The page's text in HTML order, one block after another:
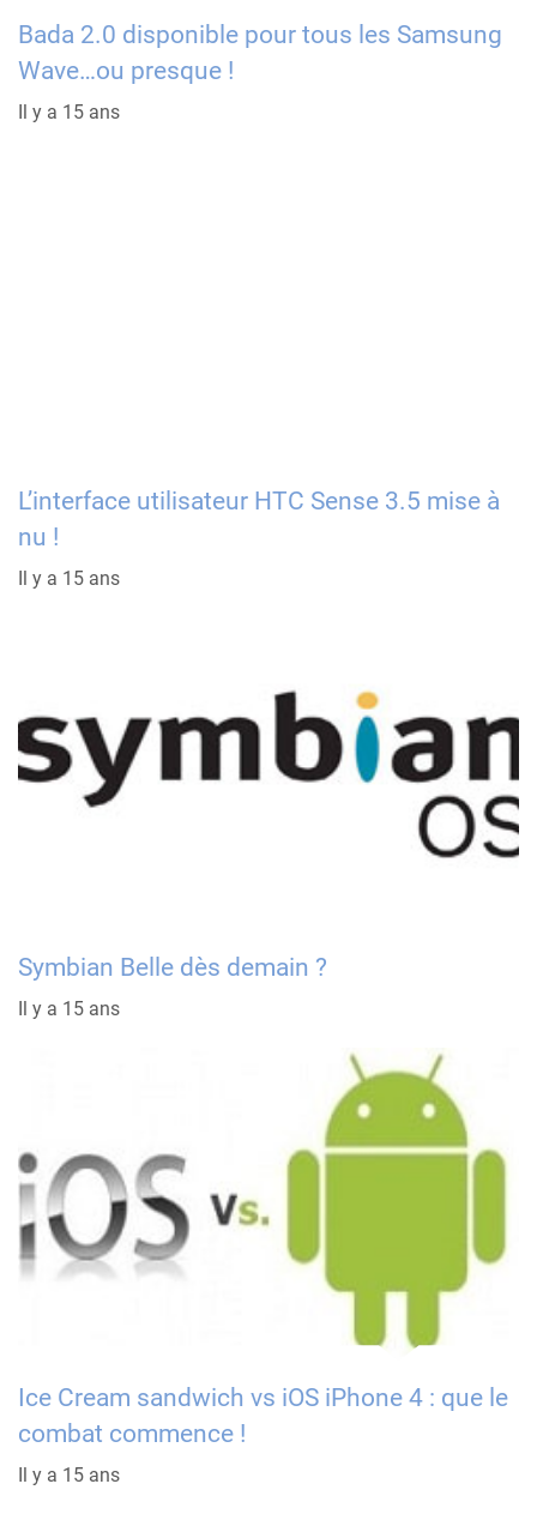
Bada 2.0 disponible pour tous les Samsung
Wave…ou presque !
Il y a 15 ans
L’interface utilisateur HTC Sense 3.5 mise à
nu !
Il y a 15 ans
Symbian Belle dès demain ?
Il y a 15 ans
Ice Cream sandwich vs iOS iPhone 4 : que le
combat commence !
Il y a 15 ans